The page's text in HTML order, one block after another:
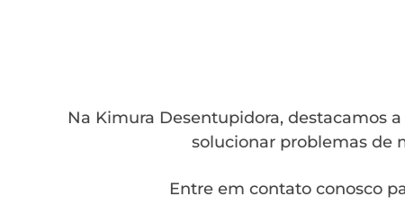
Na Kimura Desentupidora, destacamos
solucionar problemas de
Entre em contato conosco